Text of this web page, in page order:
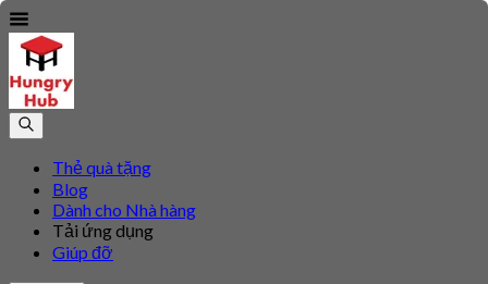
Thẻ quà tặng
Blog
Dành cho Nhà hàng
Tải ứng dụng
Giúp đỡ